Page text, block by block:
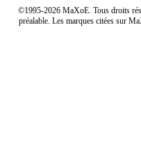
©1995-2026 MaXoE. Tous droits
préalable. Les marques citées sur